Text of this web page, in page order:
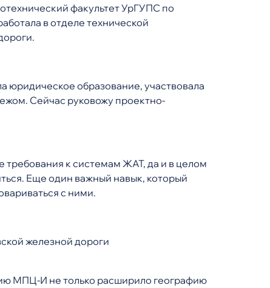
факультет УрГУПС по
в отделе технической
юридическое образование, участвовала
Сейчас руковожу проектно-
требования к системам ЖАТ, да и в целом
Еще один важный навык, который
с ними.
железной дороги
МПЦ-И не только расширило географию